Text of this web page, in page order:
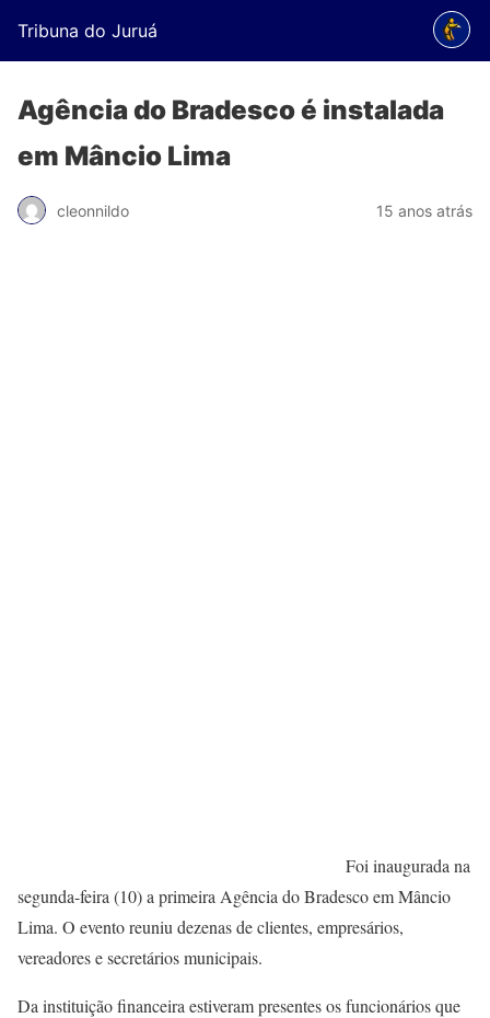
Tribuna do Juruá
Agência do Bradesco é instalada
em Mâncio Lima
cleonnildo 15 anos atrás
Foi inaugurada na
segunda-feira (10) a primeira Agência do Bradesco em Mâncio
Lima. O evento reuniu dezenas de clientes, empresários,
vereadores e secretários municipais.
Da instituição financeira estiveram presentes os funcionários que